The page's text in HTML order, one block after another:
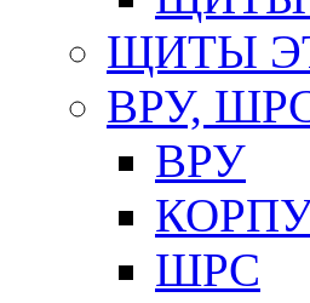
ЩИТЫ
ВРУ,
ВРУ
ШРС